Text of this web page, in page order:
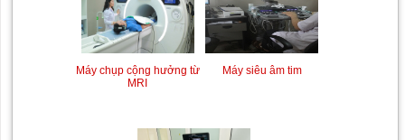
Siêu âm Doppler xuyên
sọ
Kỹ thuật chụp mạch máu